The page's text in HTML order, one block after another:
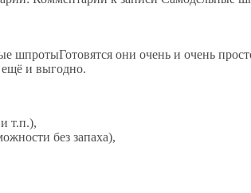
Готовятся они очень и очень
ещё и выгодно.
т.п.),
без запаха),